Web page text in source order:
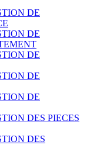
DE
DE
DE
DE
DE
DES PIECES
DES